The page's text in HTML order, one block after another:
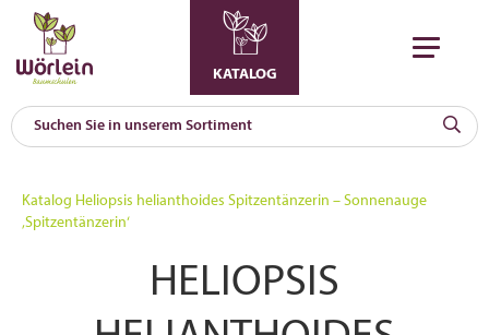
KATALOG
Katalog Heliopsis helianthoides Spitzentänzerin – Sonnenauge
‚Spitzentänzerin‘
HELIOPSIS